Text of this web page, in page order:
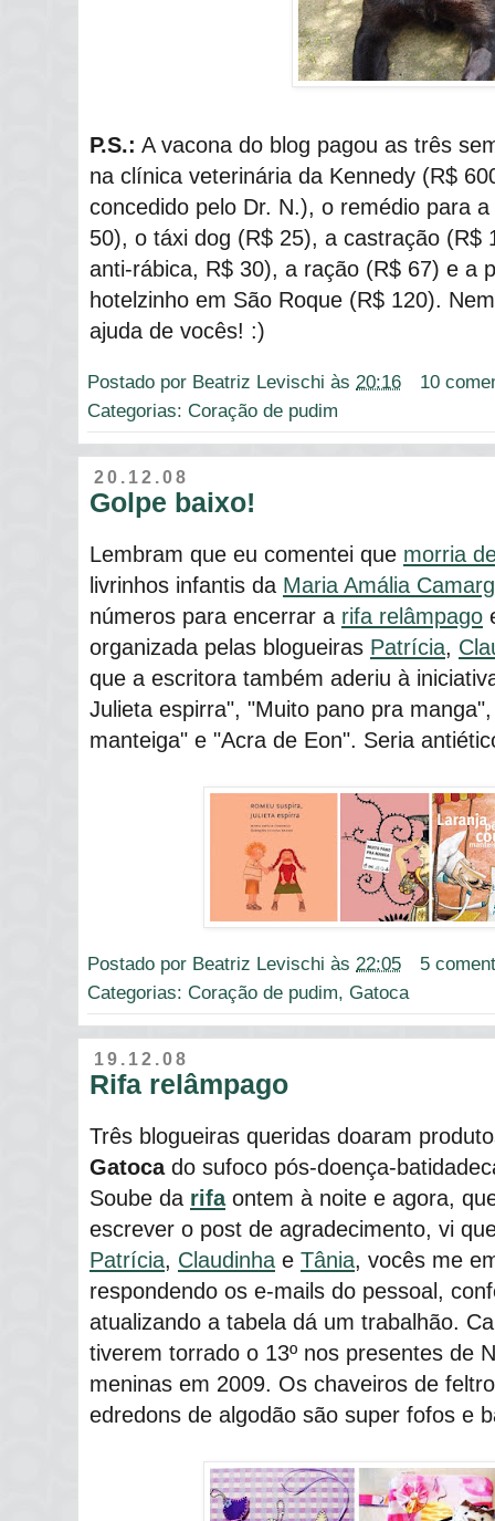
P.S.: A vacona do blog pagou as três
na clínica veterinária da Kennedy (R$
concedido pelo Dr. N.), o remédio para
50), o táxi dog (R$ 25), a castração (R$
anti-rábica, R$ 30), a ração (R$ 67) e a
hotelzinho em São Roque (R$ 120).
ajuda de vocês! :)
Postado por Beatriz Levischi às 20:16
10
Categorias: Coração de pudim
20.12.08
Golpe baixo!
Lembram que eu comentei que morria
livrinhos infantis da Maria Amália
números para encerrar a rifa relâmpago
organizada pelas blogueiras Patrícia,
que a escritora também aderiu à
Julieta espirra", "Muito pano pra
manteiga" e "Acra de Eon". Seria
Postado por Beatriz Levischi às 22:05
5
Categorias: Coração de pudim, Gatoca
19.12.08
Rifa relâmpago
Três blogueiras queridas doaram
Gatocado sufoco pós-doença-
Soube da rifaontem à noite e agora,
escrever o post de agradecimento, vi
Patrícia, Claudinha e Tânia, vocês me
respondendo os e-mails do pessoal,
atualizando a tabela dá um trabalhão.
tiverem torrado o 13º nos presentes de
meninas em 2009. Os chaveiros de
edredons de algodão são super fofos e